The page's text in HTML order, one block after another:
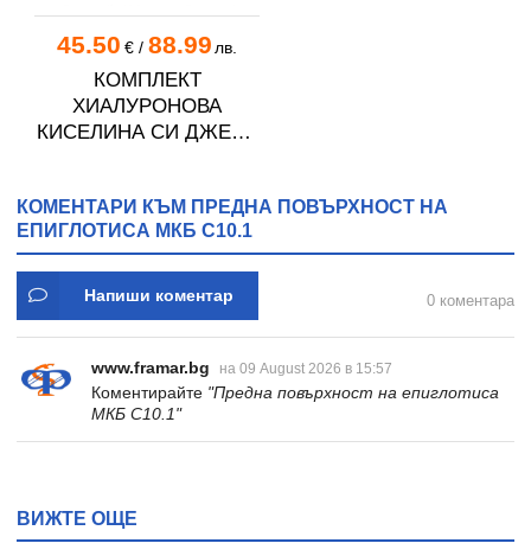
45.50 €/ 88.99 лв.
КОМПЛЕКТ
ХИАЛУРОНОВА
КИСЕЛИНА СИ ДЖЕЛИ
КОМЕНТАРИ КЪМ ПРЕДНА ПОВЪРХНОСТ НА
ЕПИГЛОТИСА МКБ C10.1
Напиши коментар 0 коментара
www.framar.bg на 09 August 2026 в 15:57
Коментирайте "Предна повърхност на епиглотиса
МКБ C10.1"
ВИЖТЕ ОЩЕ